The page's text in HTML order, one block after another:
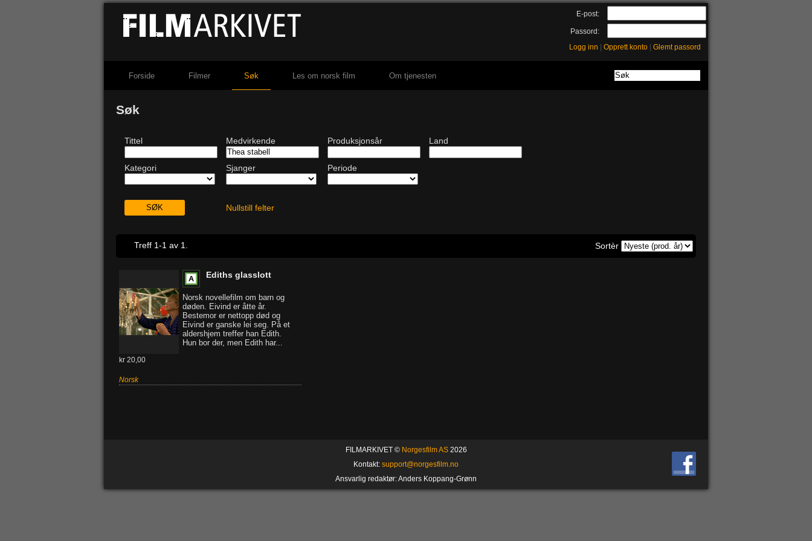
E-post:
Passord:
Logg inn
Opprett konto Glemt passord
Forside Filmer Søk Les om norsk film Om tjenesten
Søk
Tittel Medvirkende Produksjonsår Land
Kategori Sjanger Periode
Nullstill felter
Treff 1-1 av 1. Sortèr
Ediths glasslott
Norsk novellefilm om barn og
døden. Eivind er åtte år.
Bestemor er nettopp død og
Eivind er ganske lei seg. På et
aldershjem treffer han Edith.
Hun bor der, men Edith har...
kr 20,00
Norsk
FILMARKIVET © Norgesfilm AS2026
Kontakt: support@norgesfilm.no
Ansvarlig redaktør: Anders Koppang-Grønn